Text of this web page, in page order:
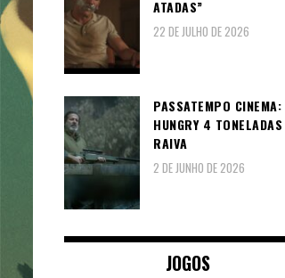
ATADAS”
22 DE JULHO DE 2026
PASSATEMPO CINEMA:
HUNGRY 4 TONELADAS
RAIVA
2 DE JUNHO DE 2026
JOGOS